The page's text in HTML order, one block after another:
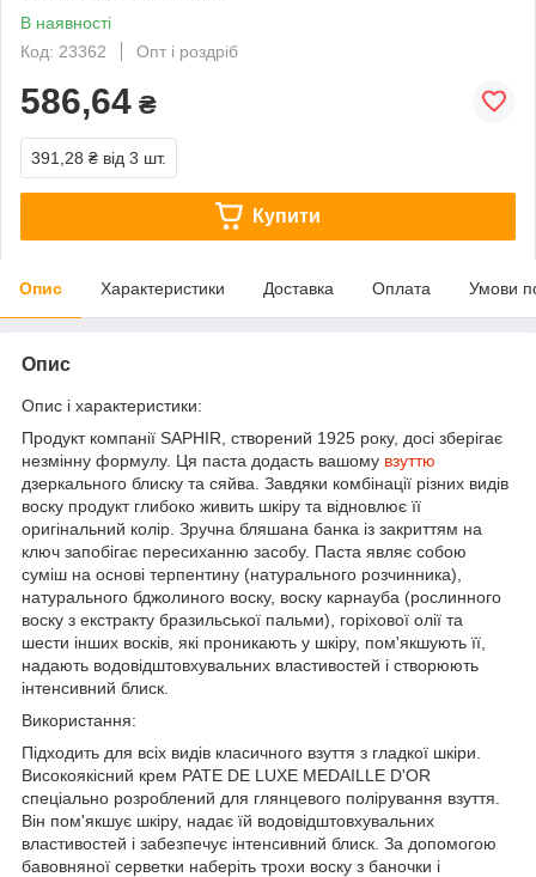
В наявності
Код: 23362
Опт і роздріб
586,64 ₴
391,28 ₴ від 3 шт.
Купити
Опис Характеристики Доставка Оплата Умови
Опис
Опис і характеристики:
Продукт компанії SAPHIR, створений 1925 року, досі зберігає
незмінну формулу. Ця паста додасть вашому взуттю
дзеркального блиску та сяйва. Завдяки комбінації різних видів
воску продукт глибоко живить шкіру та відновлює її
оригінальний колір. Зручна бляшана банка із закриттям на
ключ запобігає пересиханню засобу. Паста являє собою
суміш на основі терпентину (натурального розчинника),
натурального бджолиного воску, воску карнауба (рослинного
воску з екстракту бразильської пальми), горіхової олії та
шести інших восків, які проникають у шкіру, пом'якшують її,
надають водовідштовхувальних властивостей і створюють
інтенсивний блиск.
Використання:
Підходить для всіх видів класичного взуття з гладкої шкіри.
Високоякісний крем PATE DE LUXE MEDAILLE D'OR
спеціально розроблений для глянцевого полірування взуття.
Він пом'якшує шкіру, надає їй водовідштовхувальних
властивостей і забезпечує інтенсивний блиск. За допомогою
бавовняної серветки наберіть трохи воску з баночки і